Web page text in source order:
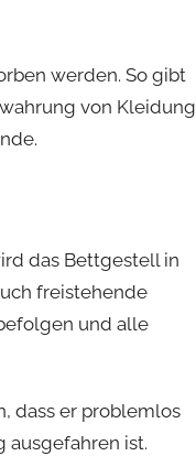
werden. So gibt
von Kleidung
das Bettgestell in
freistehende
und alle
dass er problemlos
ausgefahren ist.